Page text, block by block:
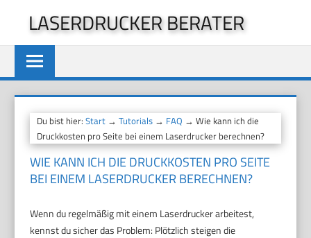
springen
LASERDRUCKER BERATER
Du bist hier:Start →Tutorials → FAQ → Wie kann ich die
Druckkosten pro Seite bei einem Laserdrucker berechnen?
WIE KANN ICH DIE DRUCKKOSTEN PRO SEITE
BEI EINEM LASERDRUCKER BERECHNEN?
Wenn du regelmäßig mit einem Laserdrucker arbeitest,
kennst du sicher das Problem: Plötzlich steigen die